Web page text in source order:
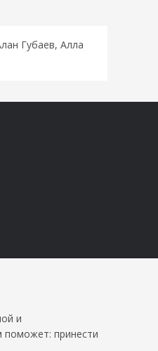
Губаев, Алла
и
поможет: принести